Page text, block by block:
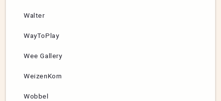
Walter
WayToPlay
Wee Gallery
WeizenKorn
Wobbel